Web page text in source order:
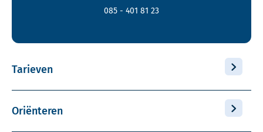
085 - 401 81 23
Tarieven
Oriënteren